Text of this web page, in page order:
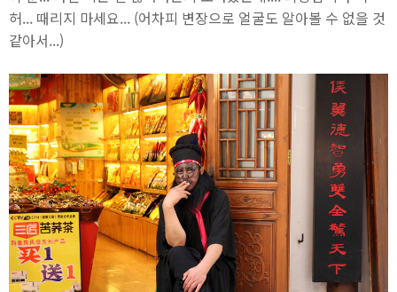
허... 때리지 마세요... (어차피 변장으로 얼굴도 알아볼 수 없을 것
같아서...)